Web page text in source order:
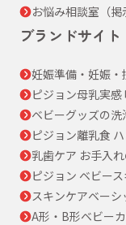
お悩み相談室（掲
ブランドサイト
妊娠準備・妊娠・
ピジョン母乳実感
ベビーグッズの
ピジョン離乳食
乳歯ケア お手入
ピジョン ベビー
スキンケアベーシ
A形・B形ベビー